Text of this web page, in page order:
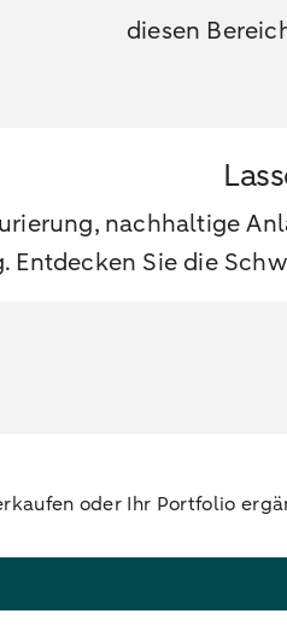
diesen
nachhaltige
Entdecken Sie die
oder Ihr Portfolio